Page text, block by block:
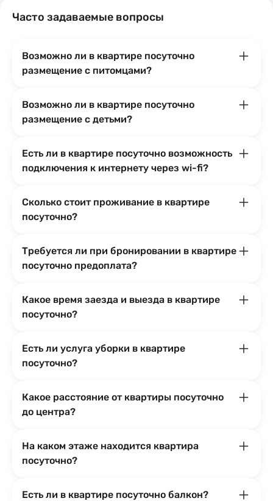
Часто задаваемые вопросы
Возможно ли в квартире посуточно
размещение с питомцами?
Возможно ли в квартире посуточно
размещение с детьми?
Есть ли в квартире посуточно возможность
подключения к интернету через wi-fi?
Сколько стоит проживание в квартире
посуточно?
Требуется ли при бронировании в квартире
посуточно предоплата?
Какое время заезда и выезда в квартире
посуточно?
Есть ли услуга уборки в квартире
посуточно?
Какое расстояние от квартиры посуточно
до центра?
На каком этаже находится квартира
посуточно?
Есть ли в квартире посуточно балкон?